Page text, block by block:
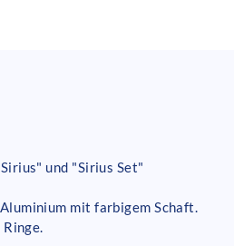
und "Sirius Set"
mit farbigem Schaft.